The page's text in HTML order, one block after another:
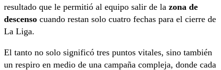
resultado que le permitió al equipo salir de la zona de
descenso cuando restan solo cuatro fechas para el cierre de
La Liga.
El tanto no solo significó tres puntos vitales, sino también
un respiro en medio de una campaña compleja, donde cada